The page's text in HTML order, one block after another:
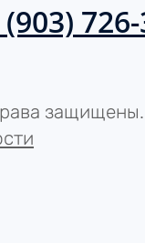
(903)
защищены.